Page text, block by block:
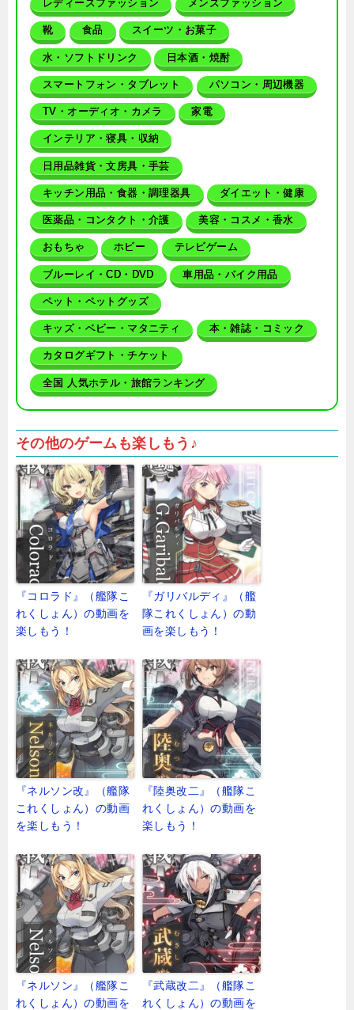
レディースファッション メンズファッション
靴 食品 スイーツ・お菓子
水・ソフトドリンク 日本酒・焼酎
スマートフォン・タブレット パソコン・周辺機器
TV・オーディオ・カメラ 家電
インテリア・寝具・収納
日用品雑貨・文房具・手芸
キッチン用品・食器・調理器具 ダイエット・健康
医薬品・コンタクト・介護 美容・コスメ・香水
おもちゃ ホビー テレビゲーム
ブルーレイ・CD・DVD 車用品・バイク用品
ペット・ペットグッズ
キッズ・ベビー・マタニティ 本・雑誌・コミック
カタログギフト・チケット
全国 人気ホテル・旅館ランキング
その他のゲームも楽しもう♪
『コロラド』（艦隊こ
れくしょん）の動画を
楽しもう！
『ガリバルディ』（艦
隊これくしょん）の動
画を楽しもう！
『ネルソン改』（艦隊
これくしょん）の動画
を楽しもう！
『陸奥改二』（艦隊こ
れくしょん）の動画を
楽しもう！
『ネルソン』（艦隊こ
れくしょん）の動画を
『武蔵改二』（艦隊こ
れくしょん）の動画を